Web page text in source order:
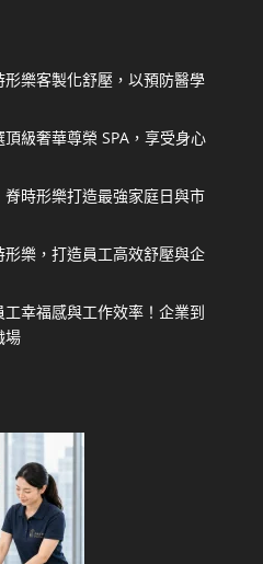
樂客製化舒壓，以預防醫學
級奢華尊榮 SPA，享受身心
時形樂打造最強家庭日與市
樂，打造員工高效舒壓與企
工幸福感與工作效率！企業到
場